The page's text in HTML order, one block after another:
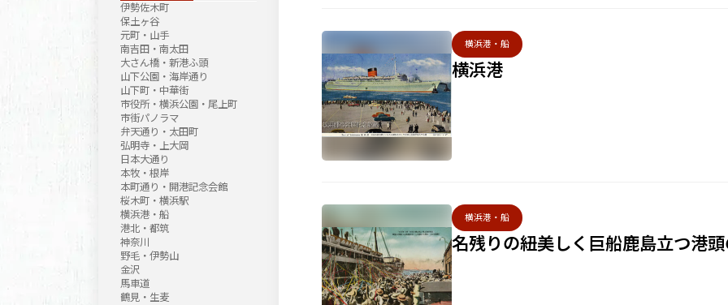
横浜港
横浜港・船
名残りの紐美しく巨船鹿島立つ港
横浜港・船
伊勢佐木町
保土ヶ谷
元町・山手
南吉田・南太田
大さん橋・新港ふ頭
山下公園・海岸通り
山下町・中華街
市役所・横浜公園・尾上町
市街パノラマ
弁天通り・太田町
弘明寺・上大岡
日本大通り
本牧・根岸
本町通り・開港記念会館
桜木町・横浜駅
横浜港・船
港北・都筑
神奈川
野毛・伊勢山
金沢
馬車道
鶴見・生麦